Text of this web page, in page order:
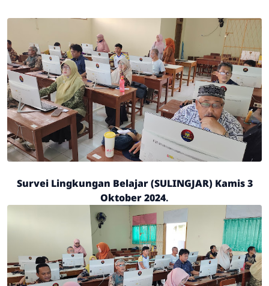
Survei Lingkungan Belajar (SULINGJAR) Kamis 3
Oktober 2024.